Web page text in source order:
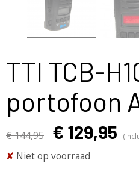
TTI TCB-
portofoon
€ 144,95 € 129,95
✘ Niet op voorraad